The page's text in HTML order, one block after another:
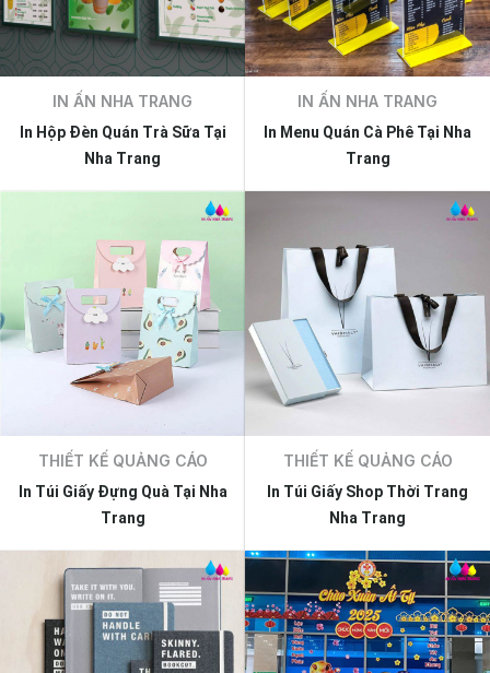
IN ẤN NHA TRANG
In Hộp Đèn Quán Trà Sữa Tại
Nha Trang
IN ẤN NHA TRANG
In Menu Quán Cà Phê Tại Nha
Trang
THIẾT KẾ QUẢNG CÁO
In Túi Giấy Đựng Quà Tại Nha
Trang
THIẾT KẾ QUẢNG CÁO
In Túi Giấy Shop Thời Trang
Nha Trang